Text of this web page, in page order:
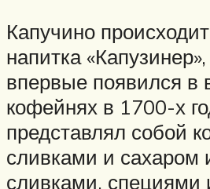
Капучино
напитка
впервые появился в
кофейнях в 1700-х
представлял собой
сливками и сахаром
сливками, специями